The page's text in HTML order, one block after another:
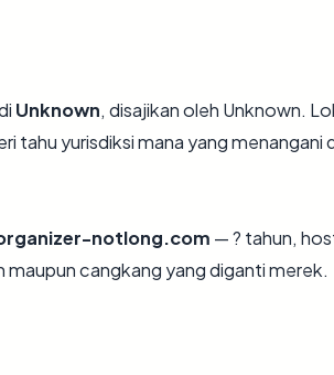
Unknown, disajikan oleh Unknown.
tahu yurisdiksi mana yang menangani
notlong.com — ? tahun,
maupun cangkang yang diganti merek.